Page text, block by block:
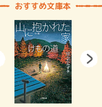
おすすめ文庫本